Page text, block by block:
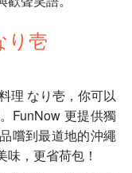
り壱
理 なり壱，你可以
FunNow 更提供獨
嚐到最道地的沖繩
，更省荷包！